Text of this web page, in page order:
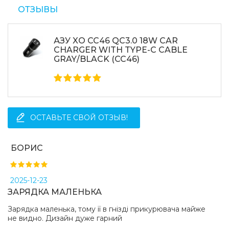
ОТЗЫВЫ
АЗУ XO CC46 QC3.0 18W CAR
CHARGER WITH TYPE-C CABLE
GRAY/BLACK (CC46)
ОСТАВЬТЕ СВОЙ ОТЗЫВ!
БОРИС
2025-12-23
ЗАРЯДКА МАЛЕНЬКА
Зарядка маленька, тому її в гнізді прикурювача майже
не видно. Дизайн дуже гарний